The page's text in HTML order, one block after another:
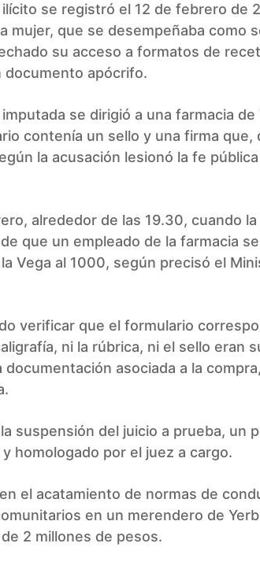
se registró el 12 de febrero de
mujer, que se desempeñaba como
su acceso a formatos de
documento apócrifo.
se dirigió a una farmacia de
contenía un sello y una firma que,
la acusación lesionó la fe
alrededor de las 19.30, cuando
que un empleado de la farmacia
Vega al 1000, según precisó el
verificar que el formulario
ni la rúbrica, ni el sello eran
asociada a la
suspensión del juicio a prueba, un
homologado por el juez a cargo.
el acatamiento de normas de
en un merendero de
2 millones de pesos.